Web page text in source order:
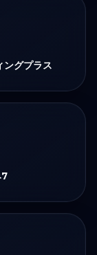
ングプラス
7